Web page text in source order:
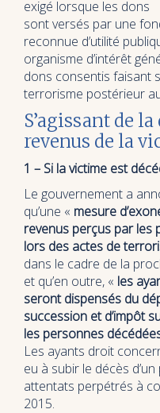
exigé lorsque les dons
sont versés par une
reconnue d’utilité
organisme d’intérêt
dons consentis faisant
terrorisme postérieur
S’agissant de
revenus de la
1 – Si la victime est
Le gouvernement a
qu’une « mesure
revenus perçus par les
lors des actes de
dans le cadre de la
et qu’en outre, « les
seront dispensés du
succession et d’impôt
les personnes
Les ayants droit
eu à subir le décès
attentats perpétrés à
2015.